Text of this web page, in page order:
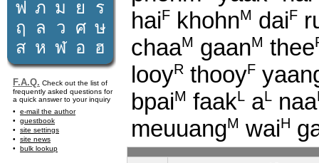
ฟ ภ ม ย
ร
ฤ
ล ว ศ ษ
ส ห ฬ อ ฮ
F.A.Q. Check out the list of
frequently asked questions for
a quick answer to your inquiry
e-mail the author
guestbook
site settings
site news
bulk lookup
haiF khohnM daiF
chaaM gaanM thee
looyR thooyF
bpaiM faakL aL naa
meuuangM waiH